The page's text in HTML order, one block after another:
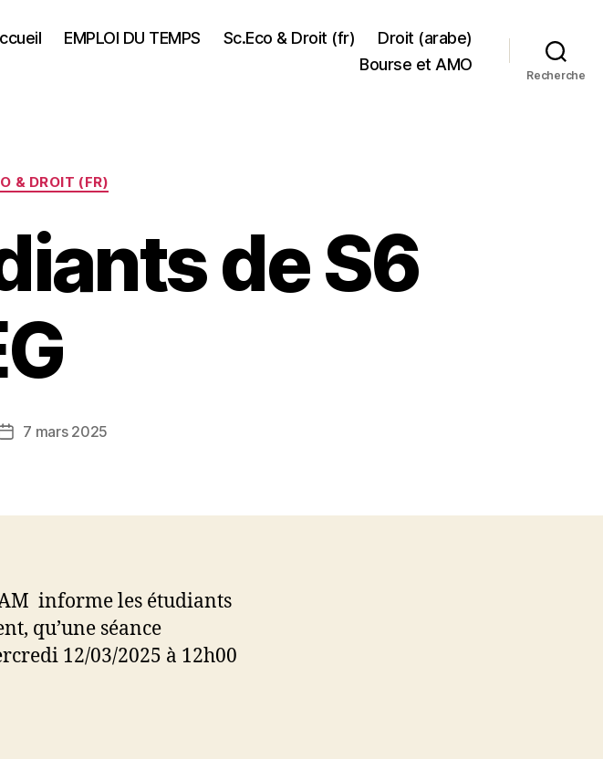
EMPLOI DU TEMPS Sc.Eco & Droit (fr)
Droit (arabe)
Bourse et AMO
Recherche
& DROIT (FR)
de S6
Date7 mars 2025
informe les étudiants
qu’une séance
12/03/2025 à 12h00